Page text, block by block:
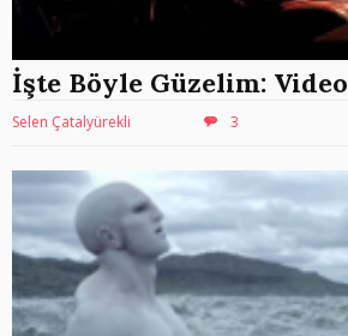
İşte Böyle Güzelim: Video
Selen Çatalyürekli 3